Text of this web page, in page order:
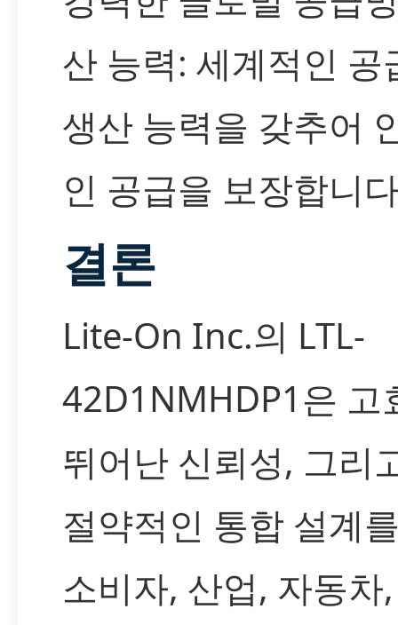
산 능력: 세계적인 공
생산 능력을 갖추어
인 공급을 보장합니
결론
Lite-On Inc.의 LTL-
42D1NMHDP1은 고
뛰어난 신뢰성, 그리
절약적인 통합 설계
소비자, 산업, 자동차